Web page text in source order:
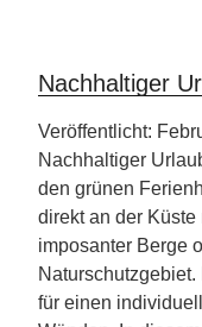
Nachhaltiger
Veröffentlicht:
Nachhaltiger
den grünen
direkt an der
imposanter Berge
für einen